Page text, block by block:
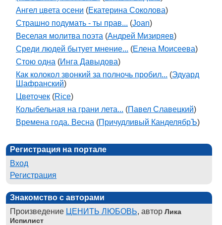
Ангел цвета осени (Екатерина Соколова)
Страшно подумать - ты прав... (Joan)
Веселая молитва поэта (Андрей Мизиряев)
Среди людей бытует мнение... (Елена Моисеева)
Стою одна (Инга Давыдова)
Как колокол звонкий за полночь пробил... (Эдуард
Шафранский)
Цветочек (Rice)
Колыбельная на грани лета... (Павел Славецкий)
Времена года. Весна (Причудливый КанделябрЪ)
Регистрация на портале
Вход
Регистрация
Знакомство с авторами
Произведение ЦЕНИТЬ ЛЮБОВЬ, автор Лика
Испилист